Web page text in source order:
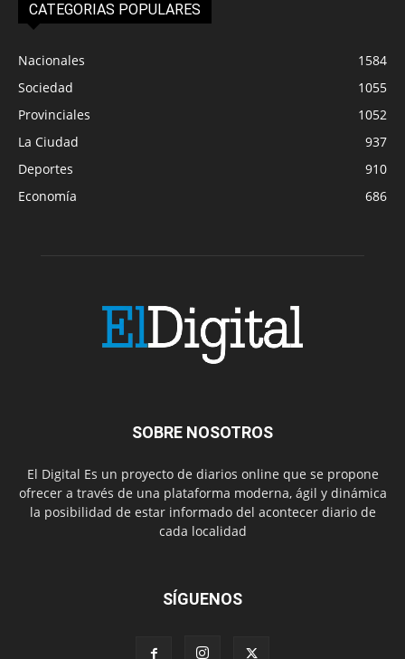
CATEGORIAS POPULARES
Nacionales
1584
Sociedad
1055
Provinciales
1052
La Ciudad
937
Deportes
910
Economía
686
SOBRE NOSOTROS
El Digital Es un proyecto de diarios online que se propone
ofrecer a través de una plataforma moderna, ágil y dinámica
la posibilidad de estar informado del acontecer diario de
cada localidad
SÍGUENOS